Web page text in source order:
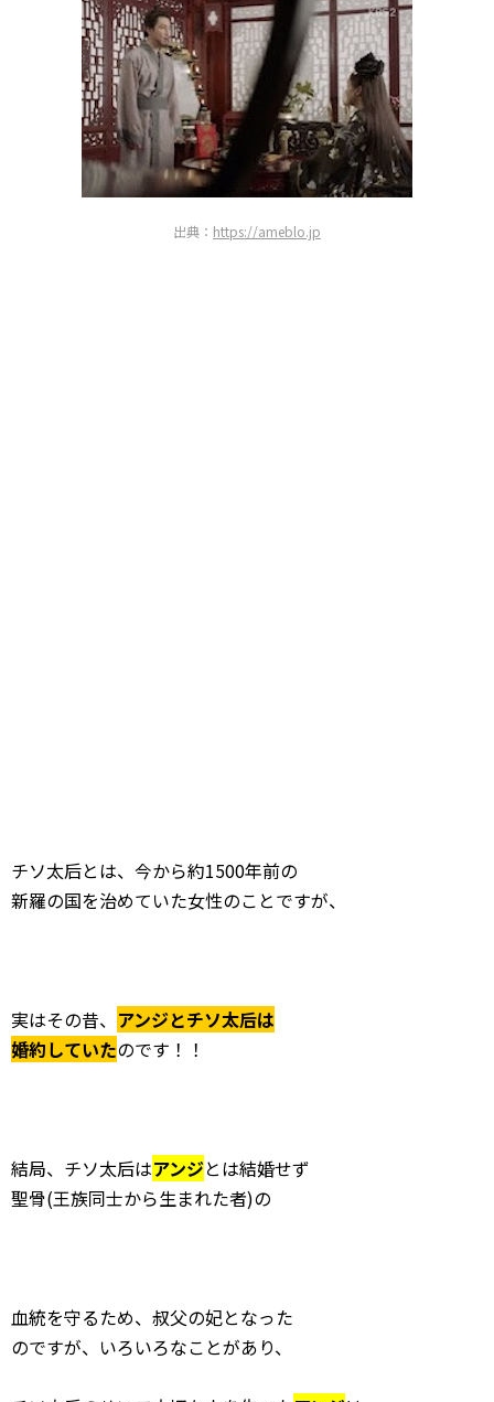
出典： https://ameblo.jp
チソ太后とは、今から約1500年前の
新羅の国を治めていた女性のことですが、
実はその昔、 アンジとチソ太后は
婚約していたのです！！
結局、チソ太后はアンジとは結婚せず
聖骨(王族同士から生まれた者)の
血統を守るため、叔父の妃となった
のですが、いろいろなことがあり、